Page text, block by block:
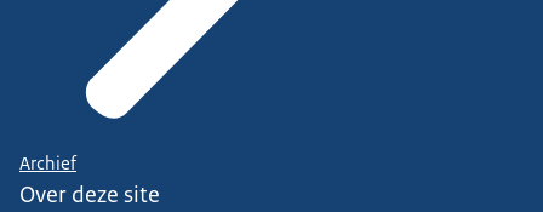
Archief
Over deze site